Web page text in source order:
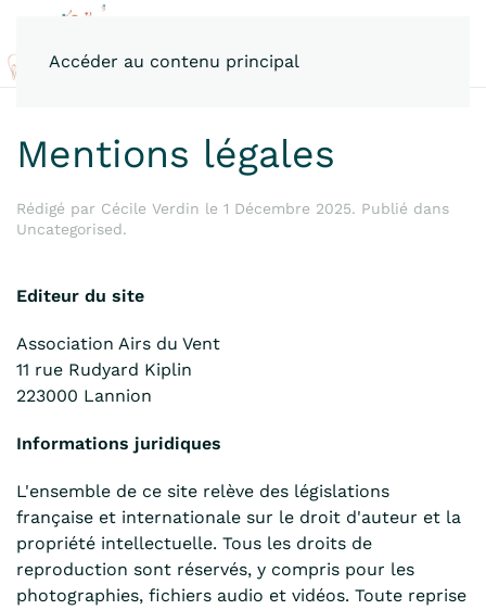
Accéder au contenu principal
Mentions légales
Rédigé par Cécile Verdin le 1 Décembre 2025. Publié dans
Uncategorised.
Editeur du site
Association Airs du Vent
11 rue Rudyard Kiplin
223000 Lannion
Informations juridiques
L'ensemble de ce site relève des législations
française et internationale sur le droit d'auteur et la
propriété intellectuelle. Tous les droits de
reproduction sont réservés, y compris pour les
photographies, fichiers audio et vidéos. Toute reprise